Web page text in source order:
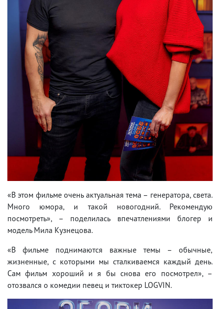
«В этом фильме очень актуальная тема – генератора, света.
Много юмора, и такой новогодний. Рекомендую
посмотреть», – поделилась впечатлениями блогер и
модель Мила Кузнецова.
«В фильме поднимаются важные темы – обычные,
жизненные, с которыми мы сталкиваемся каждый день.
Сам фильм хороший и я бы снова его посмотрел», –
отозвался о комедии певец и тиктокер LOGVIN.